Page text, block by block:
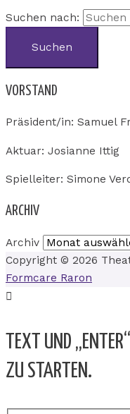
Suchen nach:
VORSTAND
Präsident/in: Samuel
Aktuar: Josianne Ittig
Spielleiter: Simone
ARCHIV
Archiv
Copyright © 2026
Formcare Raron
TEXT UND
ZU STARTEN.